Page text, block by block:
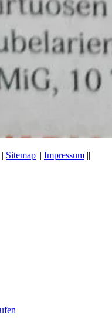
Sitemap || Impressum ||